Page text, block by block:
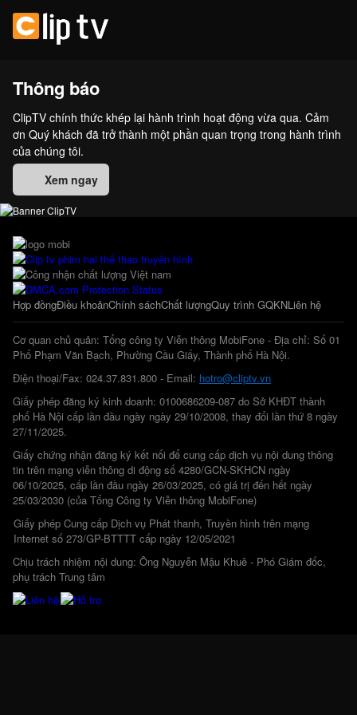
Thông báo
ClipTV chính thức khép lại hành trình hoạt động vừa qua. Cảm
ơn Quý khách đã trở thành một phần quan trọng trong hành trình
của chúng tôi.
Xem ngay
Hợp đồngĐiều khoảnChính sáchChất lượngQuy trình GQKNLiên hệ
Cơ quan chủ quản: Tổng công ty Viễn thông MobiFone - Địa chỉ: Số 01
Phố Phạm Văn Bạch, Phường Cầu Giấy, Thành phố Hà Nội.
Điện thoại/Fax: 024.37.831.800 - Email: hotro@cliptv.vn
Giấy phép đăng ký kinh doanh: 0100686209-087 do Sở KHĐT thành
phố Hà Nội cấp lần đầu ngày ngày 29/10/2008, thay đổi lần thứ 8 ngày
27/11/2025.
Giấy chứng nhận đăng ký kết nối để cung cấp dịch vụ nội dung thông
tin trên mạng viễn thông di động số 4280/GCN-SKHCN ngày
06/10/2025, cấp lần đầu ngày 26/03/2025, có giá trị đến hết ngày
25/03/2030 (của Tổng Công ty Viễn thông MobiFone)
Giấy phép Cung cấp Dịch vụ Phát thanh, Truyền hình trên mạng
Internet số 273/GP-BTTTT cấp ngày 12/05/2021
Chịu trách nhiệm nội dung: Ông Nguyễn Mậu Khuê - Phó Giám đốc,
phụ trách Trung tâm